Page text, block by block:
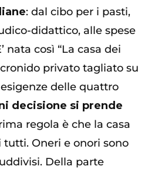
: dal cibo per i pasti,
didattico, alle spese
nata così “La casa dei
privato tagliato su
delle quattro
decisione si prende
regola è che la casa
Oneri e onori sono
Della parte